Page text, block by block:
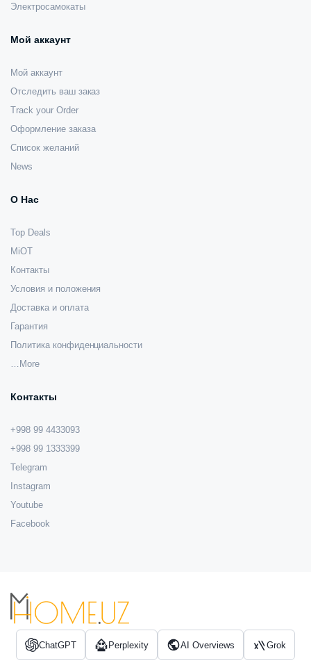
Электросамокаты
Мой аккаунт
Мой аккаунт
Отследить ваш заказ
Track your Order
Оформление заказа
Список желаний
News
О Нас
Top Deals
MiOT
Контакты
Условия и положения
Доставка и оплата
Гарантия
Политика конфиденциальности
…More
Контакты
+998 99 4433093
+998 99 1333399
Telegram
Instagram
Youtube
Facebook
ChatGPT Perplexity AI Overviews Grok